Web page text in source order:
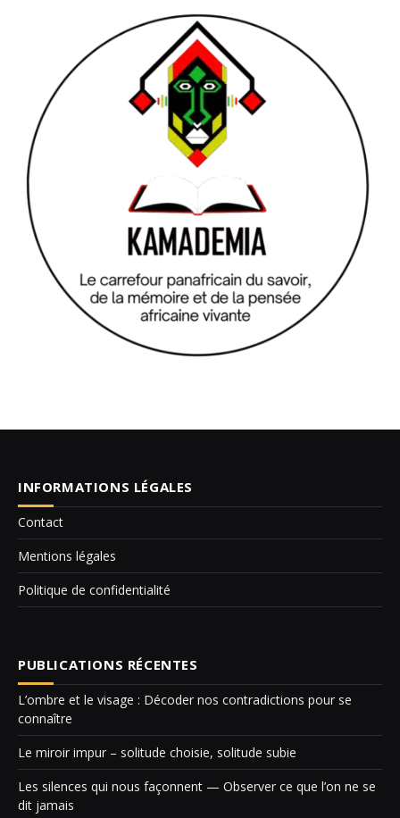
INFORMATIONS LÉGALES
Contact
Mentions légales
Politique de confidentialité
PUBLICATIONS RÉCENTES
L’ombre et le visage : Décoder nos contradictions pour se
connaître
Le miroir impur – solitude choisie, solitude subie
Les silences qui nous façonnent — Observer ce que l’on ne se
dit jamais